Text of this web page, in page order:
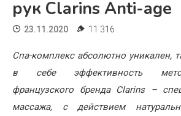
Жизнь
Хобби
Красота
Недвижимость
рук Clarins Anti-age
23.11.2020 11 316
Спа-комплекс абсолютно уникален,
в себе эффективность
французского бренда Clarins –
массажа, с действием